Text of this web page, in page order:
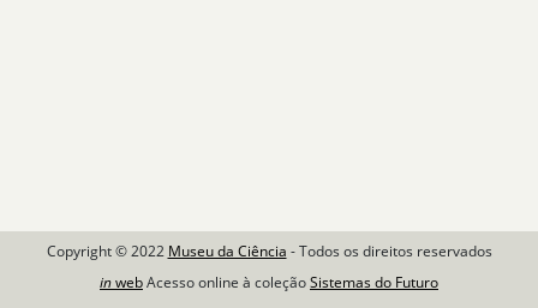
Copyright © 2022 Museu da Ciência - Todos os direitos reservados
inwebAcesso online à coleçãoSistemas do Futuro